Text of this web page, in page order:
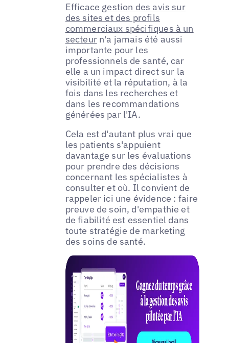
Efficace gestion des avis sur
des sites et des profils
commerciaux spécifiques à un
secteurn'a jamais été aussi
importante pour les
professionnels de santé, car
elle a un impact direct sur la
visibilité et la réputation, à la
fois dans les recherches et
dans les recommandations
générées par l'IA.
Cela est d'autant plus vrai que
les patients s'appuient
davantage sur les évaluations
pour prendre des décisions
concernant les spécialistes à
consulter et où. Il convient de
rappeler ici une évidence : faire
preuve de soin, d'empathie et
de fiabilité est essentiel dans
toute stratégie de marketing
des soins de santé.